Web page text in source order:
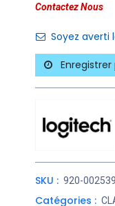
Contactez Nous
Soyez averti
SKU : 920-002539
Catégories :